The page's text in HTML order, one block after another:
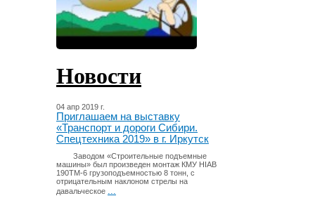
Новости
04 апр 2019 г.
Приглашаем на выставку
«Транспорт и дороги Сибири.
Спецтехника 2019» в г. Иркутск
Заводом «Строительные подъемные
машины» был произведен монтаж КМУ HIAB
190TM-6 грузоподъемностью 8 тонн, с
отрицательным наклоном стрелы на
давальческое ...